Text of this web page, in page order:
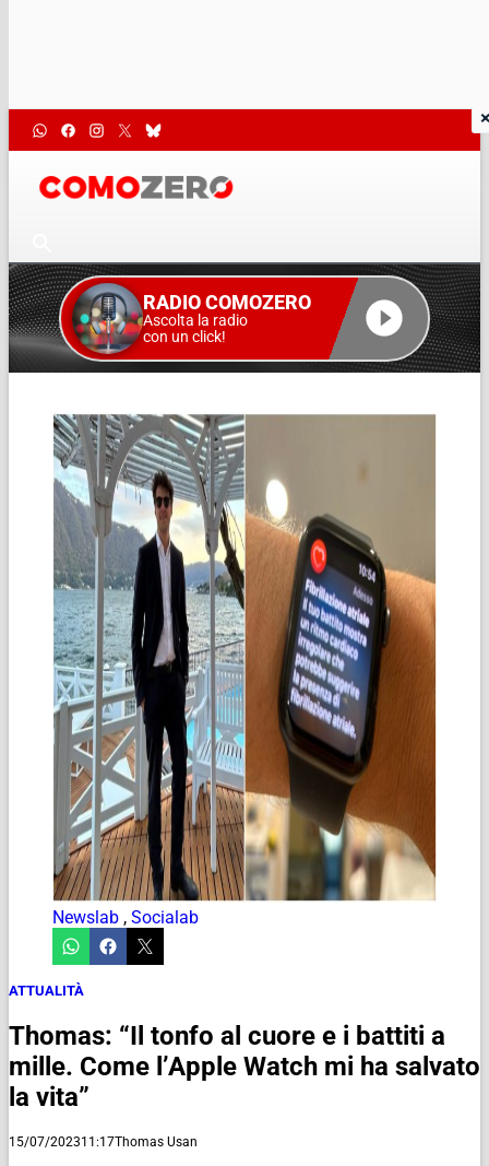
RADIO COMOZERO
Ascolta la radio
con un click!
Newslab , Socialab
ATTUALITÀ
Thomas: “Il tonfo al cuore e i battiti a
mille. Come l’Apple Watch mi ha salvato
la vita”
15/07/202311:17Thomas Usan